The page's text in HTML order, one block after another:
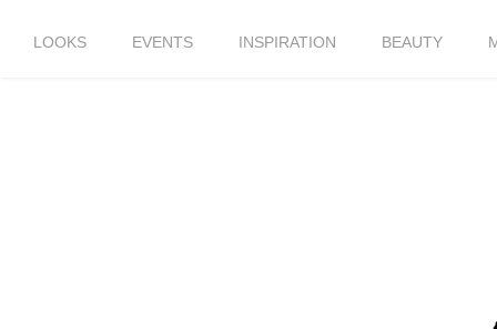
LOOKS EVENTS INSPIRATION BEAUTY